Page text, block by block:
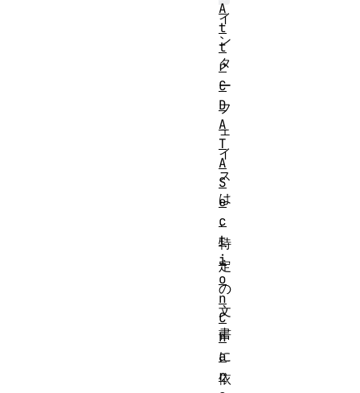
イ
ン
タ
ー
フ
ェ
イ
ス
は
、
特
定
の
文
書
に
依
A
t
t
r
C
D
A
T
A
S
e
c
t
i
o
n
C
h
a
r